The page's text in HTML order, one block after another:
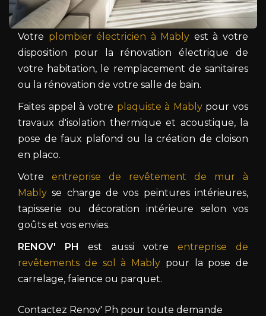
Votre plombier électricien à Mably est à votre
disposition pour la rénovation électrique de
votre habitation, le remplacement de sanitaires
ou la rénovation de votre salle de bain.
Faites appel à votre plaquiste à Mablypour vos
travaux d'isolation thermique et acoustique, la
pose de faux plafond ou la création de cloison
en placo.
Votre entreprise de revêtement de mur à
Mably se charge de vos peintures intérieures,
tapisserie ou décoration intérieure selon vos
goûts et vos envies.
RENOV' PH
est aussi votre entreprise de
revêtements de sol à Mably pour la pose de
carrelage, faïence ou parquet.
Contactez Renov' Ph pour toute demande